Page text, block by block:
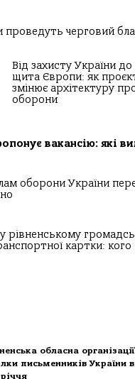
проведуть черговий
Від захисту України до
щита Європи: як
змінює архітектуру
оборони
вакансію: які
оборони України
рівненському
картки: кого
обласна
письменників України